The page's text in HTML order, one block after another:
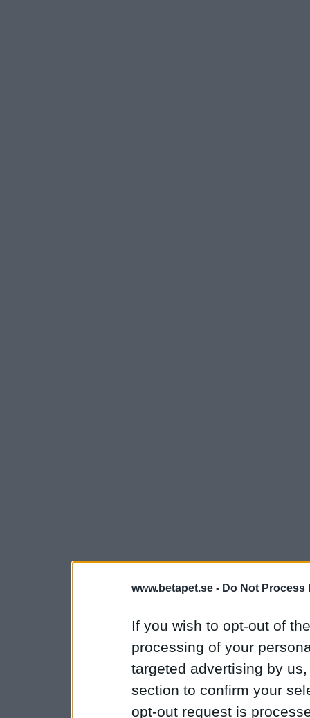
www.betapet.se - Do Not Process
If you wish to opt-out of
processing of your
targeted advertising by
section to confirm your
opt-out request is